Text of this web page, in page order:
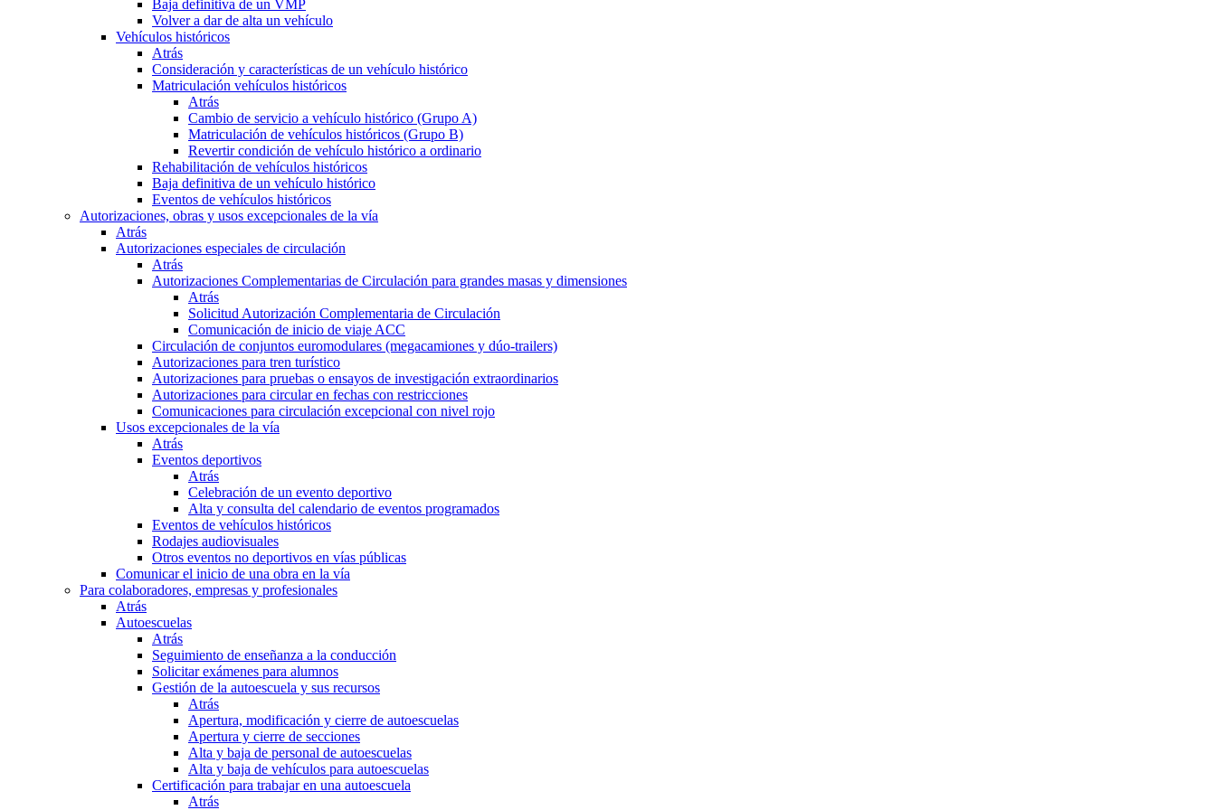
Baja definitiva de un VMP
Volver a dar de alta un vehículo
Vehículos históricos
Atrás
Consideración y características de un vehículo histórico
Matriculación vehículos históricos
Atrás
Cambio de servicio a vehículo histórico (Grupo A)
Matriculación de vehículos históricos (Grupo B)
Revertir condición de vehículo histórico a ordinario
Rehabilitación de vehículos históricos
Baja definitiva de un vehículo histórico
Eventos de vehículos históricos
Autorizaciones, obras y usos excepcionales de la vía
Atrás
Autorizaciones especiales de circulación
Atrás
Autorizaciones Complementarias de Circulación para grandes masas y dimensiones
Atrás
Solicitud Autorización Complementaria de Circulación
Comunicación de inicio de viaje ACC
Circulación de conjuntos euromodulares (megacamiones y dúo-trailers)
Autorizaciones para tren turístico
Autorizaciones para pruebas o ensayos de investigación extraordinarios
Autorizaciones para circular en fechas con restricciones
Comunicaciones para circulación excepcional con nivel rojo
Usos excepcionales de la vía
Atrás
Eventos deportivos
Atrás
Celebración de un evento deportivo
Alta y consulta del calendario de eventos programados
Eventos de vehículos históricos
Rodajes audiovisuales
Otros eventos no deportivos en vías públicas
Comunicar el inicio de una obra en la vía
Para colaboradores, empresas y profesionales
Atrás
Autoescuelas
Atrás
Seguimiento de enseñanza a la conducción
Solicitar exámenes para alumnos
Gestión de la autoescuela y sus recursos
Atrás
Apertura, modificación y cierre de autoescuelas
Apertura y cierre de secciones
Alta y baja de personal de autoescuelas
Alta y baja de vehículos para autoescuelas
Certificación para trabajar en una autoescuela
Atrás